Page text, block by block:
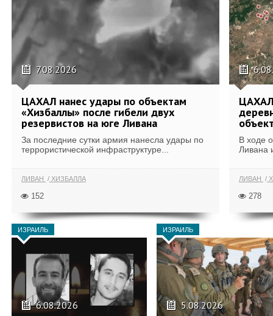
7.08.2026
ЦАХАЛ нанес удары по объектам
«Хизбаллы» после гибели двух
резервистов на юге Ливана
За последние сутки армия нанесла удары по
террористической инфраструктуре...
ЛИВАН ХИЗБАЛЛА
152
В ходе
Ливана
ЛИВАН
278
ИЗРАИЛЬ
6.08.2026
ИЗРАИЛЬ
5.08.2026